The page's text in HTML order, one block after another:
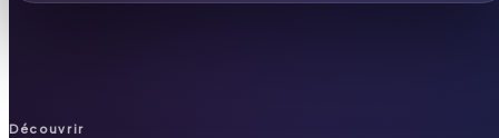
Découvrir